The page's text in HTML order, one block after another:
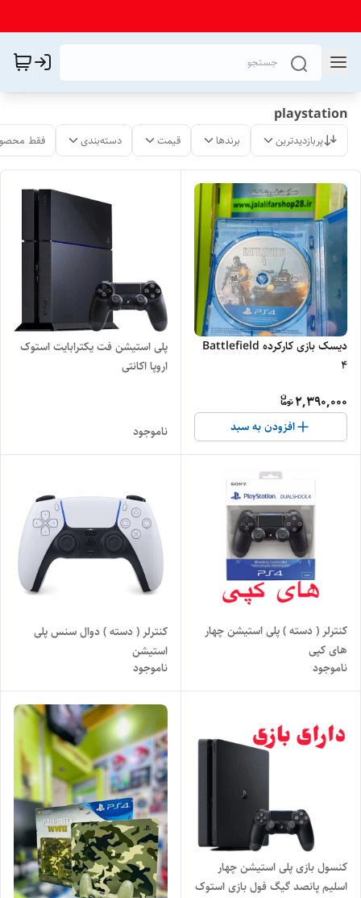
playstation
پربازدیدترین برندها قیمت دسته‌بندی فقط
دیسک بازی کارکرده Battlefield
4
2,390,000
افزودن به سبد
پلی استیشن فت یکترابایت استوک
اروپا اکانتی
ناموجود
کنترلر ( دسته ) پلی استیشن چهار
های کپی
ناموجود
کنترلر ( دسته ) دوال سنس پلی
استیشن
ناموجود
کنسول بازی پلی استیشن چهار
اسلیم پانصد گیگ فول بازی استوک